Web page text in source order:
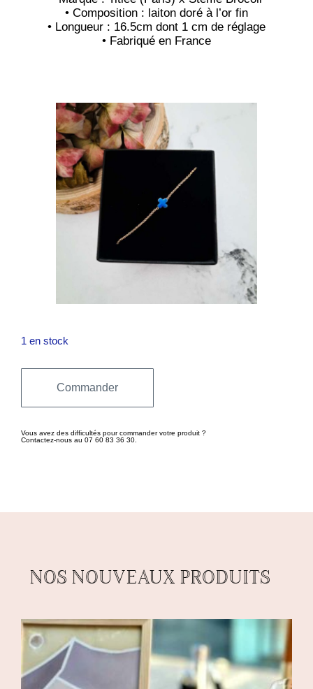
• Composition : laiton doré à l’or fin
• Longueur : 16.5cm dont 1 cm de réglage
• Fabriqué en France
1 en stock
Commander
Vous avez des difficultés pour commander votre produit ?
Contactez-nous au 07 60 83 36 30.
NOS NOUVEAUX PRODUITS